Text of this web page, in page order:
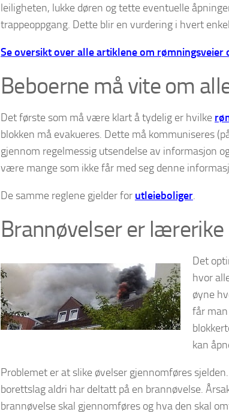
leiligheten, lukke døren og tette eventuelle
trappeoppgang. Dette blir en vurdering i hvert
Se oversikt over alle artiklene om rømningsveier
Beboerne må vite om
Det første som må være klart å tydelig er hvilke
blokken må evakueres. Dette må kommuniseres
gjennom regelmessig utsendelse av informasjon
være mange som ikke får med seg denne
De samme reglene gjelder for utleieboliger.
Brannøvelser er
Det
hvor
øyne
får
kan
Problemet er at slike øvelser gjennomføres
borettslag aldri har deltatt på en brannøvelse.
brannøvelse skal gjennomføres og hva den skal